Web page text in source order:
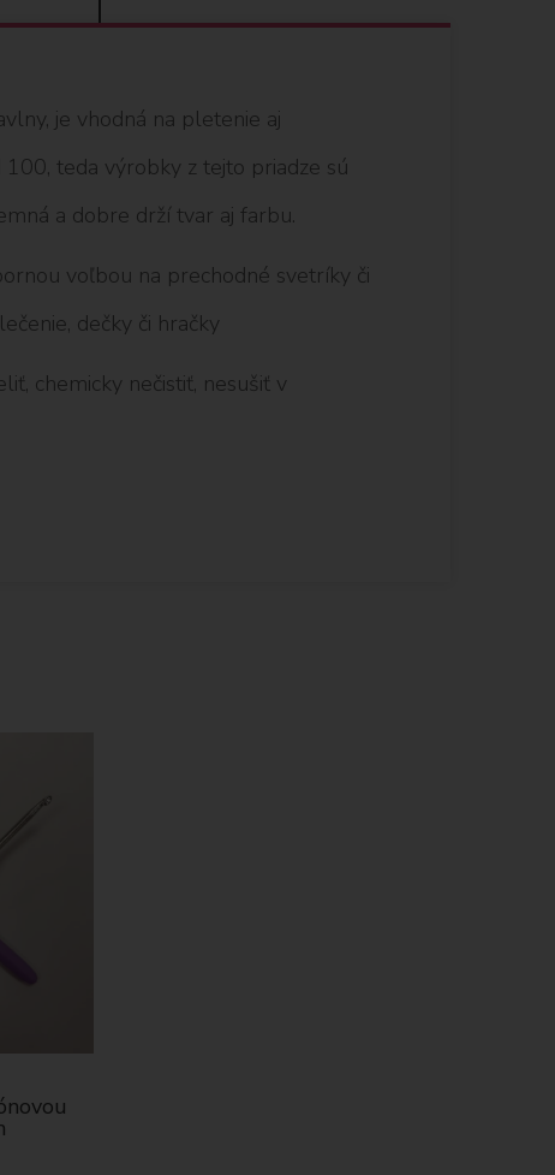
je vhodná na pletenie aj
100, teda výrobky z tejto priadze sú
a dobre drží tvar aj farbu.
voľbou na prechodné svetríky či
dečky či hračky
chemicky nečistiť, nesušiť v